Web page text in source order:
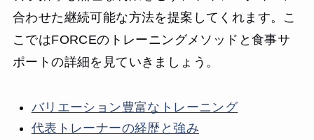
合わせた継続可能な方法を提案してくれます。こ
こではFORCEのトレーニングメソッドと食事サ
ポートの詳細を見ていきましょう。
バリエーション豊富なトレーニング
代表トレーナーの経歴と強み